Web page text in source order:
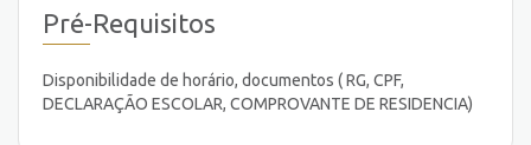
Pré-Requisitos
Disponibilidade de horário, documentos ( RG, CPF,
DECLARAÇÃO ESCOLAR, COMPROVANTE DE RESIDENCIA)